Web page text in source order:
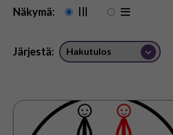
Näkymä:
Järjestä:
Pohdintoja,
kokemuksia